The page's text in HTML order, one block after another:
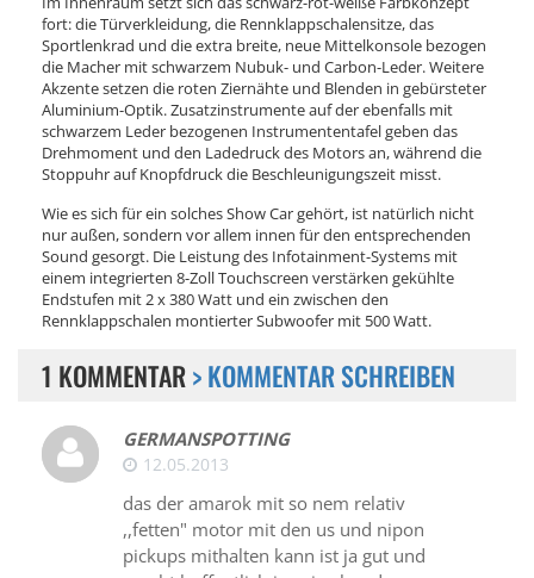
fort: die Türverkleidung, die Rennklappschalensitze, das
Sportlenkrad und die extra breite, neue Mittelkonsole bezogen
die Macher mit schwarzem Nubuk- und Carbon-Leder. Weitere
Akzente setzen die roten Ziernähte und Blenden in gebürsteter
Aluminium-Optik. Zusatzinstrumente auf der ebenfalls mit
schwarzem Leder bezogenen Instrumententafel geben das
Drehmoment und den Ladedruck des Motors an, während die
Stoppuhr auf Knopfdruck die Beschleunigungszeit misst.
Wie es sich für ein solches Show Car gehört, ist natürlich nicht
nur außen, sondern vor allem innen für den entsprechenden
Sound gesorgt. Die Leistung des Infotainment-Systems mit
einem integrierten 8-Zoll Touchscreen verstärken gekühlte
Endstufen mit 2 x 380 Watt und ein zwischen den
Rennklappschalen montierter Subwoofer mit 500 Watt.
1 KOMMENTAR> KOMMENTAR SCHREIBEN
GERMANSPOTTING
12.05.2013
das der amarok mit so nem relativ
,,fetten" motor mit den us und nipon
pickups mithalten kann ist ja gut und